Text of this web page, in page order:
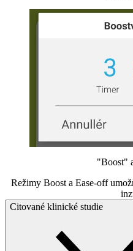
"Boost"
Režimy Boost a Ease-off
Citované klinické studie